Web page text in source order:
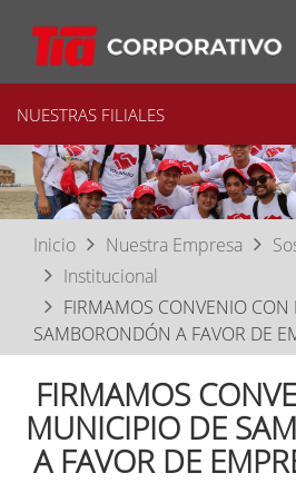
NUESTRAS FILIALES
Inicio Nuestra Empresa
Institucional
FIRMAMOS CONVENIO CON
SAMBORONDÓN A FAVOR DE
FIRMAMOS
MUNICIPIO DE
A FAVOR DE